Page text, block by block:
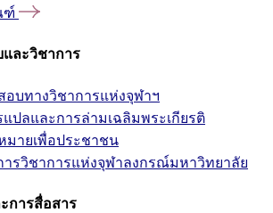
ฑ์
ละวิชาการ
อบทางวิชาการแห่งจุฬาฯ
ปลและการล่ามเฉลิมพระเกียรติ
มายเพื่อประชาชน
ารวิชาการแห่งจุฬาลงกรณ์มหาวิทยาลัย
การสื่อสาร